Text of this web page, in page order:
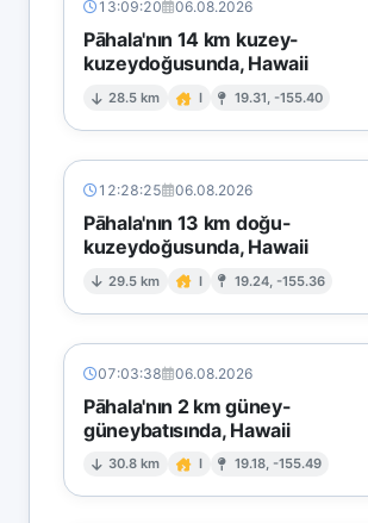
13:09:20 06.08.2026
Pāhala'nın 14 km kuzey-
kuzeydoğusunda, Hawaii
28.5 km I 19.31, -155.40
12:28:25 06.08.2026
Pāhala'nın 13 km doğu-
kuzeydoğusunda, Hawaii
29.5 km I 19.24, -155.36
07:03:38 06.08.2026
Pāhala'nın 2 km güney-
güneybatısında, Hawaii
30.8 km I 19.18, -155.49